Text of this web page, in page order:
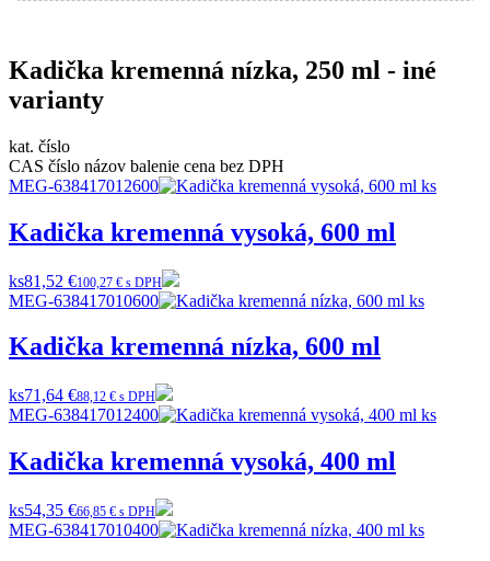
Kadička kremenná nízka, 250 ml - iné
varianty
kat. číslo
CAS číslo názov balenie cena bez DPH
MEG-638417012600
Kadička kremenná vysoká, 600 ml
ks81,52 €100,27 € s DPH
MEG-638417010600
Kadička kremenná nízka, 600 ml
ks71,64 €88,12 € s DPH
MEG-638417012400
Kadička kremenná vysoká, 400 ml
ks54,35 €66,85 € s DPH
MEG-638417010400